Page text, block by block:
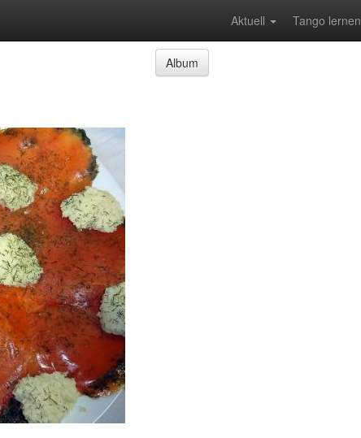
Aktuell Tango lernen
Album